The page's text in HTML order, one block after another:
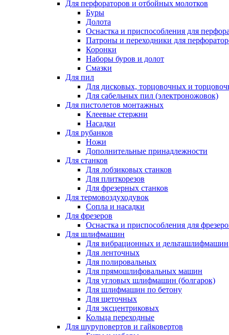
Для перфораторов и отбойных молотков
Буры
Долота
Оснастка и приспособления для
Патроны и переходники для
Коронки
Наборы буров и долот
Смазки
Для пил
Для дисковых, торцовочных и
Для сабельных пил (электроножовок)
Для пистолетов монтажных
Клеевые стержни
Насадки
Для рубанков
Ножи
Дополнительные принадлежности
Для станков
Для лобзиковых станков
Для плиткорезов
Для фрезерных станков
Для термовоздуходувок
Сопла и насадки
Для фрезеров
Оснастка и приспособления для
Для шлифмашин
Для вибрационных и дельташлифмашин
Для ленточных
Для полировальных
Для прямошлифовальных машин
Для угловых шлифмашин (болгарок)
Для шлифмашин по бетону
Для щеточных
Для эксцентриковых
Кольца переходные
Для шуруповертов и гайковертов